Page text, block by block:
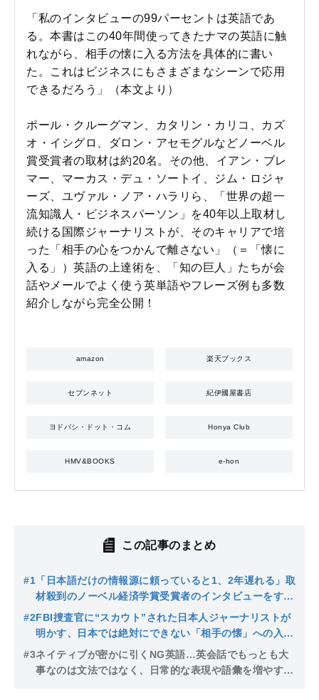
「私のインタビューの99パーセントは英語であ
る。本書はこの40年間使ってきたナマの英語に触
れながら、相手の懐に入る方法を具体的に書い
た。これはビジネスにもさまざまなシーンで応用
できるだろう」（本文より）
ポール・クルーグマン、カタリン・カリコ、カズ
オ・イシグロ、ダロン・アセモグルなどノーベル
賞受賞者の取材は約20名。その他、イアン・ブレ
マー、マーカス・デュ・ソートイ、ジム・ロジャ
ーズ、ユヴァル・ノア・ハラリら、「世界の超一
流知識人・ビジネスパーソン」を40年以上取材し
続ける国際ジャーナリストが、そのキャリアで培
った「相手の心をつかんで離さない」（＝「懐に
入る」）英語の上達術を、「知の巨人」たちが会
話やメールでよく使う英単語やフレーズ例も多数
紹介しながら完全公開！
amazon 楽天ブックス
セブンネット 紀伊國屋書店
ヨドバシ・ドット・コム Honya Club
HMV&BOOKS e-hon
この記事のまとめ
#1 「日本語だけの情報源に頼っていると1、2年遅れる」取
材殺到のノーベル経済学賞受賞者のインタビューをすぐ
とれたジャーナリストが愛読する海外メディア
#2FBI捜査官に“スカウト”された日本人ジャーナリストが
明かす、日本では絶対にできない「相手の懐」への入り
方
#3ネイティブが密かに引くNG英語…英会話でもっとも大
事なのは文法ではなく、日常的な表現や語彙を増やす努